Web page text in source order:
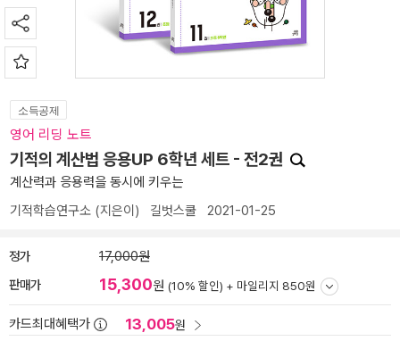
소득공제
영어 리딩 노트
기적의 계산법 응용UP 6학년 세트 - 전2권
계산력과 응용력을 동시에 키우는
기적학습연구소 (지은이) 길벗스쿨 2021-01-25
정가 17,000원
판매가 15,300원 (10% 할인) + 마일리지 850원
카드최대혜택가 13,005원